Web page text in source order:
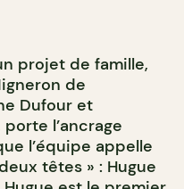
projet de famille,
de
Dufour et
l’ancrage
l’équipe appelle
têtes » : Hugue